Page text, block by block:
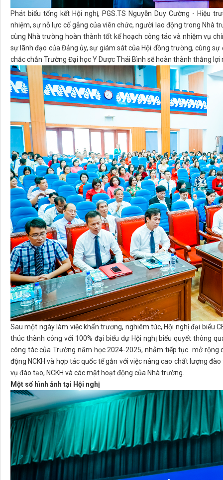
Phát biểu tổng kết Hội nghị, PGS.TS Nguyễn Duy Cường - Hiệu
nhiệm, sự nỗ lực cố gắng của viên chức, người lao động trong Nhà
cùng Nhà trường hoàn thành tốt kế hoạch công tác và nhiệm vụ
sự lãnh đạo của Đảng ủy, sự giám sát của Hội đồng trường, cùng
chắc chắn Trường Đại học Y Dược Thái Bình sẽ hoàn thành thắng
Sau một ngày làm việc khẩn trương, nghiêm túc, Hội nghị đại biểu
thúc thành công với 100% đại biểu dự Hội nghị biểu quyết thông
công tác của Trường năm học 2024-2025, nhằm tiếp tục mở rộng
động NCKH và hợp tác quốc tế gắn với việc nâng cao chất lượng
vụ đào tạo, NCKH và các mặt hoạt động của Nhà trường.
Một số hình ảnh tại Hội nghị